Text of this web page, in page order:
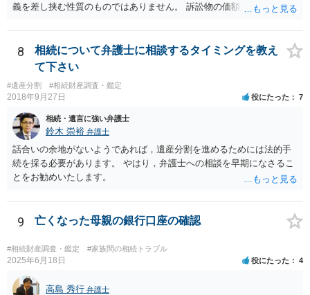
義を差し挟む性質のものではありません。 訴訟物の価額自体が裁判の
したとしても、変更されることはありません。
8
相続について弁護士に相談するタイミングを教え
て下さい
#遺産分割 #相続財産調査・鑑定
2018年9月27日 役にたった 7
相続・遺言に強い弁護士
鈴木 崇裕 弁護士
話合いの余地がないようであれば，遺産分割を進めるためには法的手
続を採る必要があります。 やはり，弁護士への相談を早期になさるこ
とをお勧めいたします。
9 亡くなった母親の銀行口座の確認
#相続財産調査・鑑定 #家族間の相続トラブル
2025年6月18日 役にたった 4
高島 秀行 弁護士